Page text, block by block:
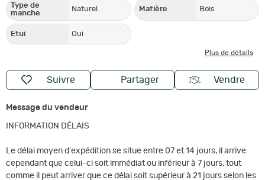
Type de
manche
Naturel Matière Bois
Etui Oui
Plus de détails
Suivre Partager Vendre
Message du vendeur
INFORMATION DÉLAIS
Le délai moyen d'expédition se situe entre 07 et 14 jours, il arrive
cependant que celui-ci soit immédiat ou inférieur à 7 jours, tout
comme il peut arriver que ce délai soit supérieur à 21 jours selon les